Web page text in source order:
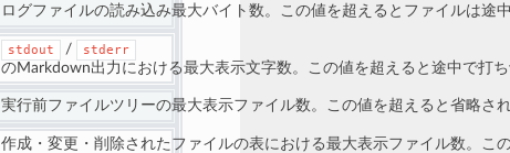
ログファイルの読み込み最大バイト数。この値を超えるとファイルは途
stdout / stderr
のMarkdown出力における最大表示文字数。この値を超えると途中で打
実行前ファイルツリーの最大表示ファイル数。この値を超えると省略さ
作成・変更・削除されたファイルの表における最大表示ファイル数。こ